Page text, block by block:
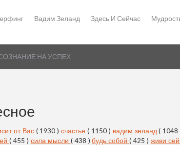
Вадим Зеланд Здесь И Сейчас
НА УСПЕХ
от Вас ( 1930 )счастье ( 1150 ) вадим зеланд( 1048
( 455 ) сила мысли ( 438 )будь собой( 425 )живи